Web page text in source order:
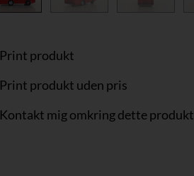
Print produkt
Print produkt uden pris
Kontakt mig omkring dette produkt